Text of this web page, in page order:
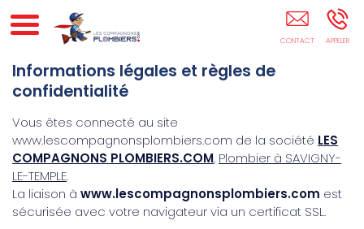
Professionnel Plomberie SAVIGNY-LE-TEMPLE
Informations légales et règles de
confidentialité
Vous êtes connecté au site
www.lescompagnonsplombiers.com de la société LES
COMPAGNONS PLOMBIERS.COM, Plombier à SAVIGNY-
LE-TEMPLE.
La liaison à www.lescompagnonsplombiers.com est
sécurisée avec votre navigateur via un certificat SSL.